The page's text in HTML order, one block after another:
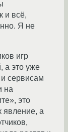
и всё,
Я не
игр
а это уже
и сервисам
на
это
явление, а